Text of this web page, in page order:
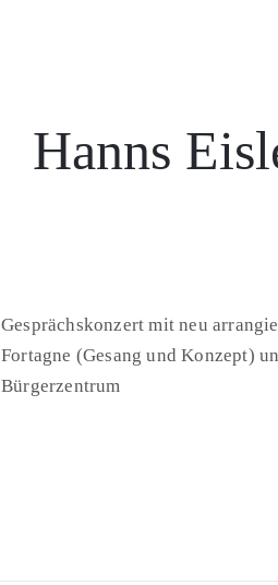
Hanns
Gesprächskonzert mit neu
Fortagne (Gesang und Konzept)
Bürgerzentrum